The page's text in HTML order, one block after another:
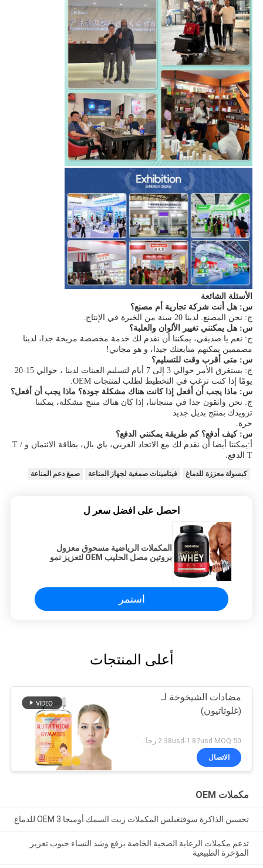
الأسئلة الشائعة
س: هل أنت شركة تجارية أم مصنع؟
ج: نحن المصنع. لدينا 20 سنة من الخبرة في الإنتاج.
س: هل يمكنني تغيير الألوان والعلبة؟
ج: نعم يا صديقي، يمكننا أن نقدم لك خدمة مخصصة مريحة جدا، لدينا
مصممين يمكنهم متابعتك جيدا، و هو مجاني!
س: متى أقرب وقت للتسليم؟
ج: يستغرق الأمر حوالي 3 إلى 7 أيام لتسليم العينات لدينا ، حوالي 15-20
يومًا إذا كنت ترغب في التخطيط لطلب لمنتجات OEM.
س: ماذا يجب أن أفعل إذا كانت هناك مشكلة جودة؟ ماذا يجب أن أفعل؟
ج: نحن واثقون جدا في منتجاتنا، إذا كان هناك منتج مشكلة، يمكننا
تزويدك بمنتج بديل جديد
حرة.
س: كيف أدفع؟ كم طريقة يمكنني الدفع؟
أ:
يمكننا أيضا أن نقدم لك مع الاتحاد الغربي، باي بال، بطاقة الائتمان و T /
T الدفع
.
كبسولة معززة للدماغ فيتامينات صمغية لجهاز المناعة صمغ دعم المناعة
احصل على افضل سعر ل
المكملات الرياضية مسحوق معزول
بروتين مصل الحليب OEM لتعزيز نمو
استمر
أعلى المنتجات
مضادات الشيخوخة لـ
(غلوتاتيون)
الاتصال
مكملات OEM
تحسين الذاكرة سوفتغيلس المكملات زيت السمك أوميجا 3 OEM للدماغ
تدعم مكملات الرعاية الصحية الخاصة برفع وشد النساء حبوب تعزيز
المؤخرة الطبيعية